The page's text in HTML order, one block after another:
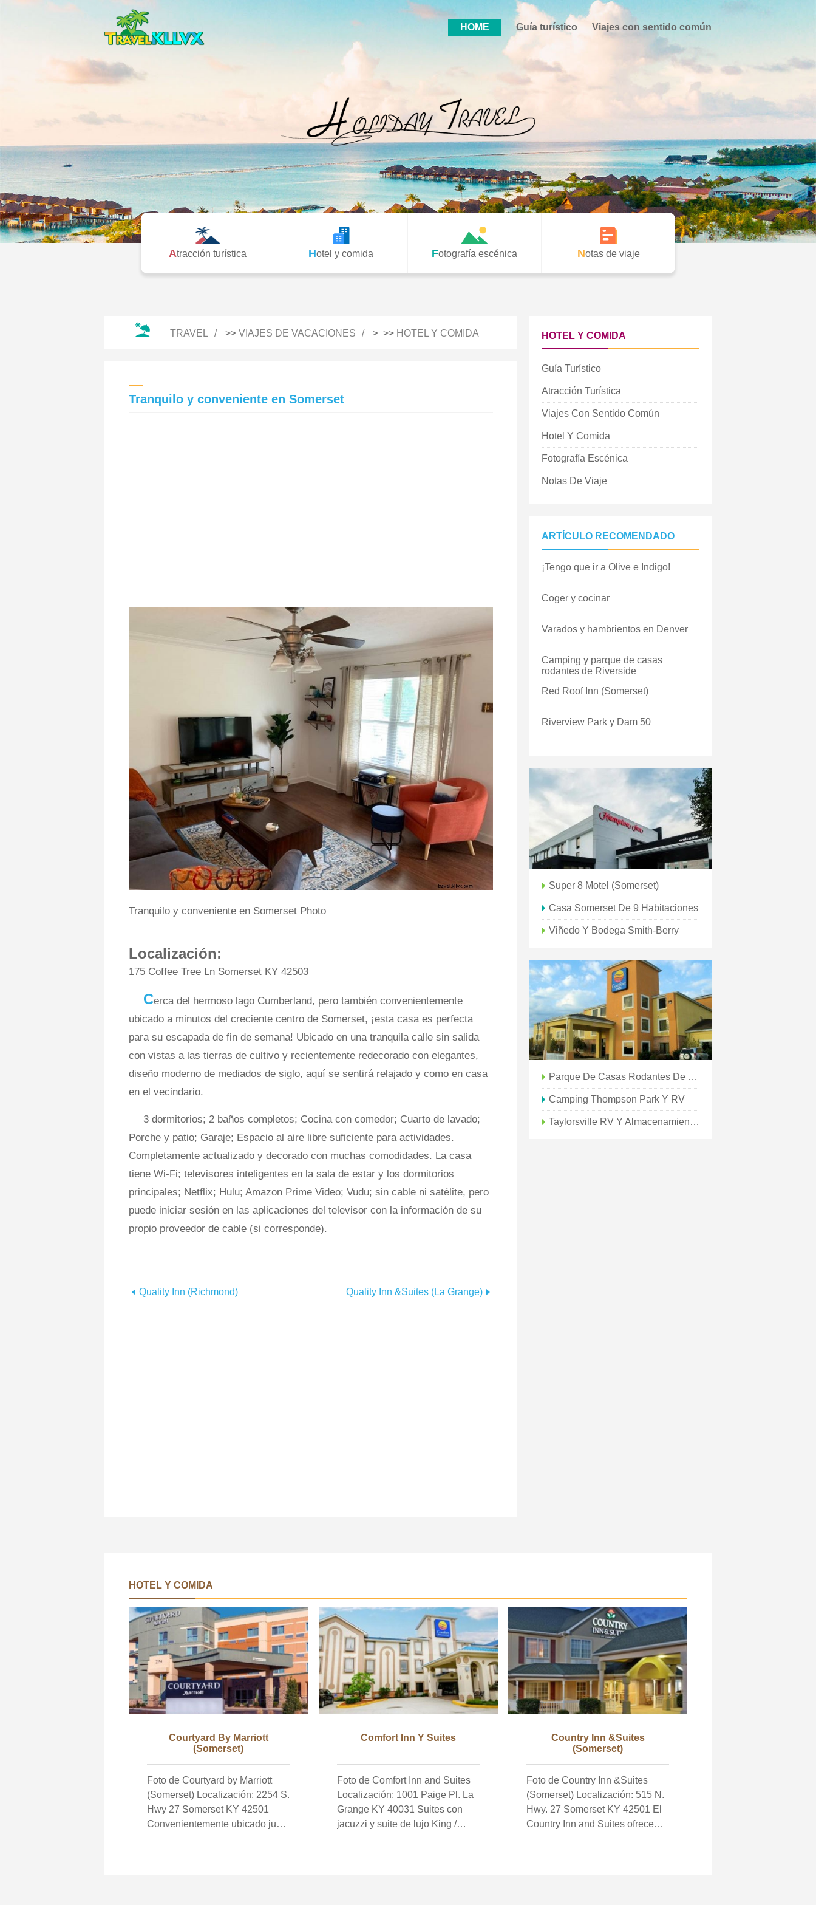
HOME Guía turístico Viajes con sentido común
Atracción turística Hotel y comida Fotografía escénica Notas de viaje
TRAVEL >> VIAJES DE VACACIONES > >> HOTEL Y COMIDA
Tranquilo y conveniente en Somerset
Tranquilo y conveniente en Somerset Photo
Localización:
175 Coffee Tree Ln Somerset KY 42503
Cerca del hermoso lago Cumberland, pero también convenientemente
ubicado a minutos del creciente centro de Somerset, ¡esta casa es perfecta
para su escapada de fin de semana! Ubicado en una tranquila calle sin salida
con vistas a las tierras de cultivo y recientemente redecorado con elegantes,
diseño moderno de mediados de siglo, aquí se sentirá relajado y como en casa
en el vecindario.
3 dormitorios; 2 baños completos; Cocina con comedor; Cuarto de lavado;
Porche y patio; Garaje; Espacio al aire libre suficiente para actividades.
Completamente actualizado y decorado con muchas comodidades. La casa
tiene Wi-Fi; televisores inteligentes en la sala de estar y los dormitorios
principales; Netflix; Hulu; Amazon Prime Video; Vudu; sin cable ni satélite, pero
puede iniciar sesión en las aplicaciones del televisor con la información de su
propio proveedor de cable (si corresponde).
Quality Inn (Richmond) Quality Inn &Suites (La Grange)
HOTEL Y COMIDA
Guía Turístico
Atracción Turística
Viajes Con Sentido Común
Hotel Y Comida
Fotografía Escénica
Notas De Viaje
ARTÍCULO RECOMENDADO
¡Tengo que ir a Olive e Indigo!
Coger y cocinar
Varados y hambrientos en Denver
Camping y parque de casas
rodantes de Riverside
Red Roof Inn (Somerset)
Riverview Park y Dam 50
Super 8 Motel (Somerset)
Casa Somerset De 9 Habitaciones
Viñedo Y Bodega Smith-Berry
Parque De Casas Rodantes De Somerset KY
Camping Thompson Park Y RV
Taylorsville RV Y Almacenamiento De Botes
HOTEL Y COMIDA
Courtyard By Marriott
(Somerset)
Foto de Courtyard by Marriott
(Somerset) Localización: 2254 S.
Hwy 27 Somerset KY 42501
Convenientemente ubicado junto
Comfort Inn Y Suites
Foto de Comfort Inn and Suites
Localización: 1001 Paige Pl. La
Grange KY 40031 Suites con
jacuzzi y suite de lujo King /
Country Inn &Suites
(Somerset)
Foto de Country Inn &Suites
(Somerset) Localización: 515 N.
Hwy. 27 Somerset KY 42501 El
Country Inn and Suites ofrece